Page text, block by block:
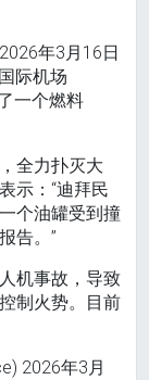
年3月16日
际机场
一个燃料
全力扑灭大
示：“迪拜民
个油罐受到撞
告。”
机事故，导致
制火势。目前
2026年3月